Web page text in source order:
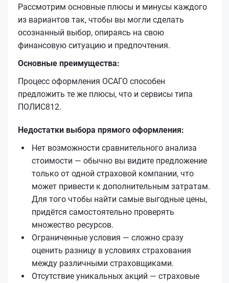
Рассмотрим основные плюсы и минусы каждого
из вариантов так, чтобы вы могли сделать
осознанный выбор, опираясь на свою
финансовую ситуацию и предпочтения.
Основные преимущества:
Процесс оформления ОСАГО способен
предложить те же плюсы, что и сервисы типа
ПОЛИС812.
Недостатки выбора прямого оформления:
Нет возможности сравнительного анализа
стоимости — обычно вы видите предложение
только от одной страховой компании, что
может привести к дополнительным затратам.
Для того чтобы найти самые выгодные цены,
придётся самостоятельно проверять
множество ресурсов.
Ограниченные условия — сложно сразу
оценить разницу в условиях страхования
между различными страховщиками.
Отсутствие уникальных акций — страховые